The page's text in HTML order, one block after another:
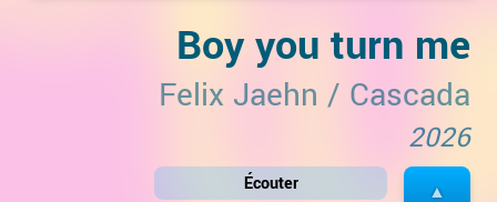
Boy you turn me
Felix Jaehn / Cascada
2026
Écouter